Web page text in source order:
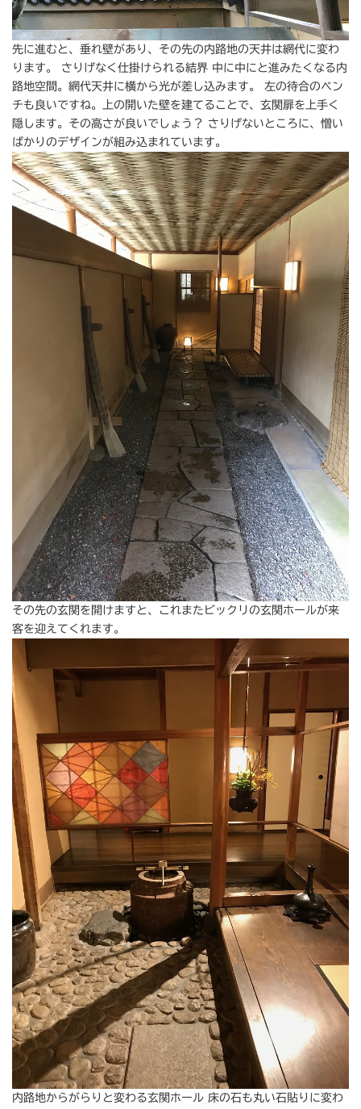
先に進むと、垂れ壁があり、その先の内路地の天井は網代に変わ
ります。 さりげなく仕掛けられる結界 中に中にと進みたくなる内
路地空間。網代天井に横から光が差し込みます。 左の待合のベン
チも良いですね。上の開いた壁を建てることで、玄関扉を上手く
隠します。その高さが良いでしょう？ さりげないところに、憎い
ばかりのデザインが組み込まれています。
その先の玄関を開けますと、これまたビックリの玄関ホールが来
客を迎えてくれます。
内路地からがらりと変わる玄関ホール 床の石も丸い石貼りに変わ